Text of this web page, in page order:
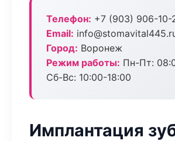
Телефон: +7 (903) 906-10-
Email:
Город: Воронеж
Режим работы: Пн-Пт:
Сб-Вс: 10:00-18:00
Имплантация